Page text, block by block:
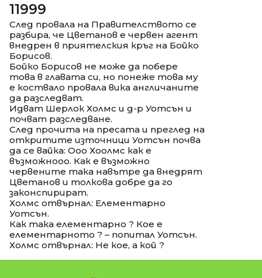
11999
След провала на Правителството се
разбира, че Цветанов е червен агент
внедрен в приятелския кръг на Бойко
Борисов.
Бойко Борисов не може да побере
това в главата си, но понеже това му
е коствало провала вика англичаните
да разследват.
Идват Шерлок Холмс и д-р Уотсън и
почват разследване.
След прочита на пресата и преглед на
откритите източници Уотсън почва
да се вайка: Ооо Хоолмс как е
възможнооо. Как е възможно
червените така навътре да внедрят
Цветанов и толкова добре да го
законспирират.
Холмс отвърнал: Елементарно
Уотсън.
Как така елементарно ? Кое е
елементарното ? – попитал Уотсън.
Холмс отвърнал: Не кое, а кой ?